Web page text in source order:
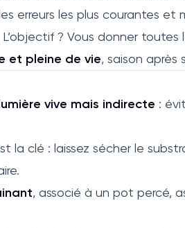
erreurs les plus courantes et
? Vous donner toutes
et pleine de vie, saison après
vive mais indirecte :
la clé : laissez sécher le
, associé à un pot percé,